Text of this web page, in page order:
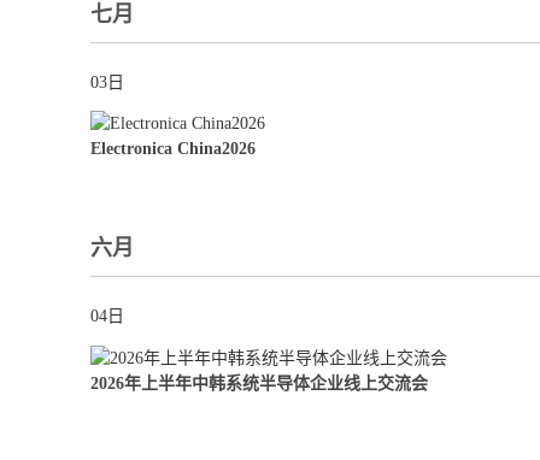
七月
03日
Electronica China2026
六月
04日
2026年上半年中韩系统半导体企业线上交流会